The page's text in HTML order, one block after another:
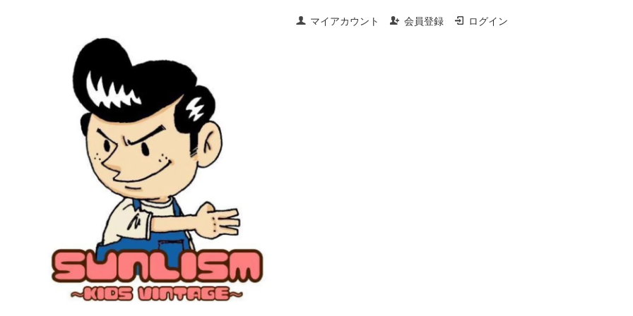
マイアカウント 会員登録 ログイン